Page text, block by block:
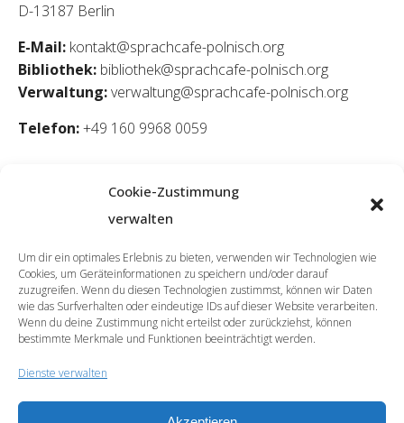
Cookie-Zustimmung
verwalten
Um dir ein optimales Erlebnis zu bieten, verwenden wir Technologien wie
Cookies, um Geräteinformationen zu speichern und/oder darauf
zuzugreifen. Wenn du diesen Technologien zustimmst, können wir Daten
wie das Surfverhalten oder eindeutige IDs auf dieser Website verarbeiten.
Wenn du deine Zustimmung nicht erteilst oder zurückziehst, können
bestimmte Merkmale und Funktionen beeinträchtigt werden.
Dienste verwalten
D-13187 Berlin
E-Mail: kontakt@sprachcafe-polnisch.org
Bibliothek: bibliothek@sprachcafe-polnisch.org
Verwaltung:verwaltung@sprachcafe-polnisch.org
Telefon:+49 160 9968 0059